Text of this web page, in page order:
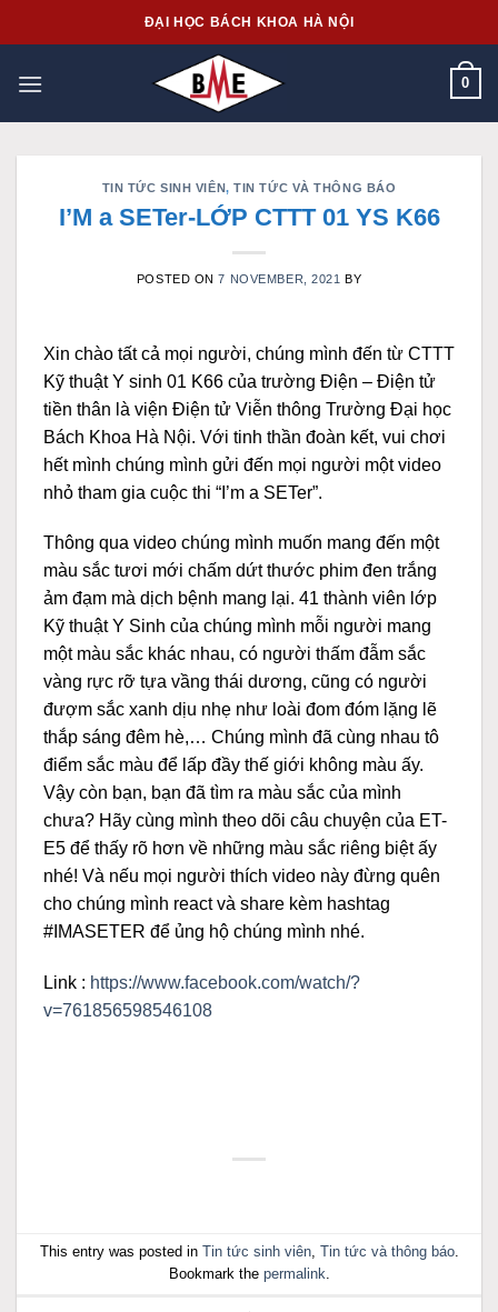
to
ĐẠI HỌC BÁCH KHOA HÀ NỘI
0
TIN TỨC SINH VIÊN,TIN TỨC VÀ THÔNG BÁO
I’M a SETer-LỚP CTTT 01 YS K66
POSTED ON7 NOVEMBER, 2021 BY
Xin chào tất cả mọi người, chúng mình đến từ CTTT
Kỹ thuật Y sinh 01 K66 của trường Điện – Điện tử
tiền thân là viện Điện tử Viễn thông Trường Đại học
Bách Khoa Hà Nội. Với tinh thần đoàn kết, vui chơi
hết mình chúng mình gửi đến mọi người một video
nhỏ tham gia cuộc thi “I’m a SETer”.
Thông qua video chúng mình muốn mang đến một
màu sắc tươi mới chấm dứt thước phim đen trắng
ảm đạm mà dịch bệnh mang lại. 41 thành viên lớp
Kỹ thuật Y Sinh của chúng mình mỗi người mang
một màu sắc khác nhau, có người thấm đẫm sắc
vàng rực rỡ tựa vầng thái dương, cũng có người
đượm sắc xanh dịu nhẹ như loài đom đóm lặng lẽ
thắp sáng đêm hè,… Chúng mình đã cùng nhau tô
điểm sắc màu để lấp đầy thế giới không màu ấy.
Vậy còn bạn, bạn đã tìm ra màu sắc của mình
chưa? Hãy cùng mình theo dõi câu chuyện của ET-
E5 để thấy rõ hơn về những màu sắc riêng biệt ấy
nhé! Và nếu mọi người thích video này đừng quên
cho chúng mình react và share kèm hashtag
#IMASETER để ủng hộ chúng mình nhé.
Link : https://www.facebook.com/watch/?
v=761856598546108
This entry was posted in Tin tức sinh viên, Tin tức và thông báo.
Bookmark the permalink